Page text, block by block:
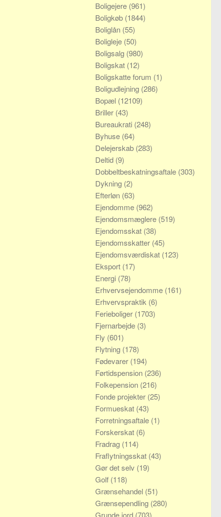
Boligejere (961)
Boligkøb (1844)
Boliglån (55)
Boligleje (50)
Boligsalg (980)
Boligskat (12)
Boligskatte forum (1)
Boligudlejning (286)
Bopæl (12109)
Briller (43)
Bureaukrati (248)
Byhuse (64)
Delejerskab (283)
Deltid (9)
Dobbeltbeskatningsaftale (303)
Dykning (2)
Efterløn (63)
Ejendomme (962)
Ejendomsmæglere (519)
Ejendomsskat (38)
Ejendomsskatter (45)
Ejendomsværdiskat (123)
Eksport (17)
Energi (78)
Erhvervsejendomme (161)
Erhvervspraktik (6)
Ferieboliger (1703)
Fjernarbejde (3)
Fly (601)
Flytning (178)
Fødevarer (194)
Førtidspension (236)
Folkepension (216)
Fonde projekter (25)
Formueskat (43)
Forretningsaftale (1)
Forskerskat (6)
Fradrag (114)
Fraflytningsskat (43)
Gør det selv (19)
Golf (118)
Grænsehandel (51)
Grænsependling (280)
Grunde jord (703)